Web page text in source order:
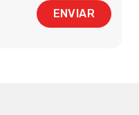
ENVIAR